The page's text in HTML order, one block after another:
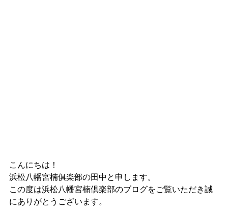
こんにちは！
浜松八幡宮楠俱楽部の田中と申します。
この度は浜松八幡宮楠倶楽部のブログをご覧いただき誠
にありがとうございます。